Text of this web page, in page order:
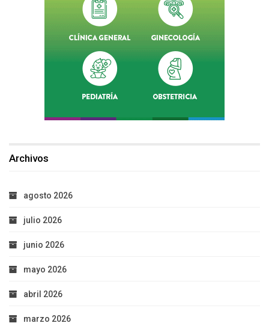
Archivos
agosto 2026
julio 2026
junio 2026
mayo 2026
abril 2026
marzo 2026